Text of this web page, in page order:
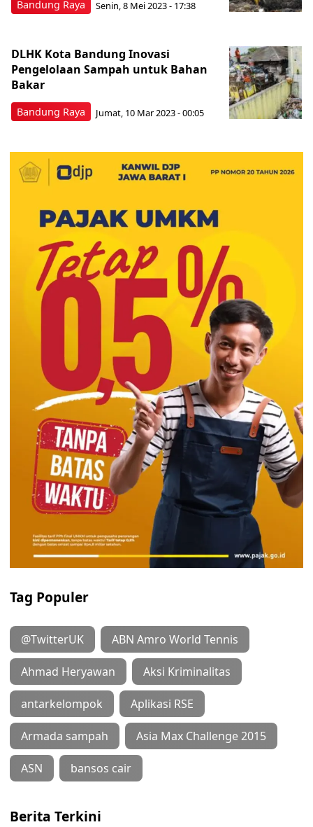
Bandung Raya Senin, 8 Mei 2023 - 17:38
Bandung Raya
DLHK Kota Bandung Inovasi
Pengelolaan Sampah untuk Bahan
Bakar
Jumat, 10 Mar 2023 - 00:05
Tag Populer
@TwitterUK ABN Amro World Tennis
Ahmad Heryawan Aksi Kriminalitas
antarkelompok Aplikasi RSE
Armada sampah Asia Max Challenge 2015
ASN bansos cair
Berita Terkini